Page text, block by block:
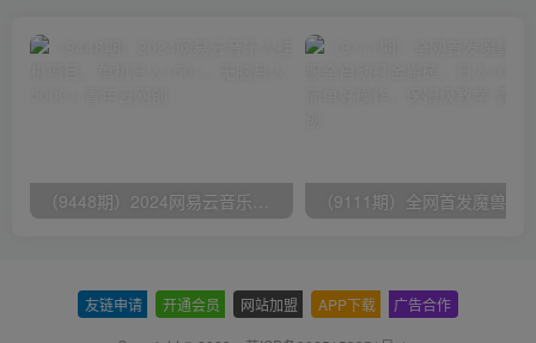
友链申请 开通会员 网站加盟 APP下载 广告合作